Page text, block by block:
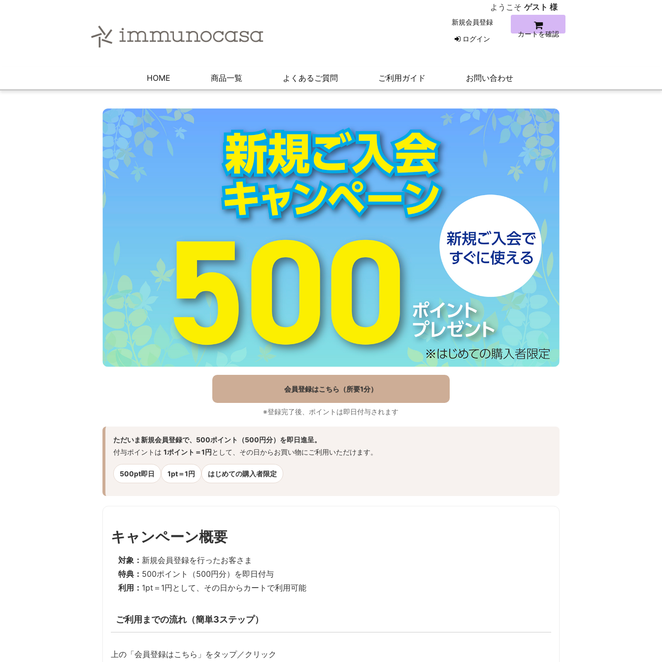
ようこそ ゲスト 様
新規会員登録
ログイン
カートを確認
HOME 商品一覧 よくあるご質問 ご利用ガイド お問い合わせ
会員登録はこちら（所要1分）
※登録完了後、ポイントは即日付与されます
ただいま新規会員登録で、500ポイント（500円分）を即日進呈。
付与ポイントは 1ポイント＝1円として、その日からお買い物にご利用いただけます。
500pt即日 1pt＝1円 はじめての購入者限定
キャンペーン概要
対象： 新規会員登録を行ったお客さま
特典： 500ポイント（500円分）を即日付与
利用： 1pt＝1円として、その日からカートで利用可能
ご利用までの流れ（簡単3ステップ）
上の「会員登録はこちら」をタップ／クリック